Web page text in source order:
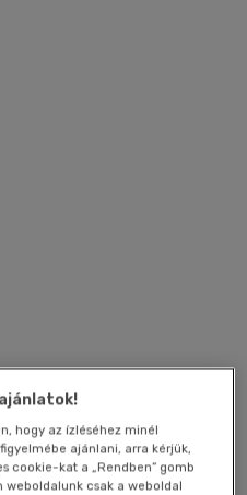
hogy az ízléséhez minél
ajánlani, arra kérjük,
cookie-kat a „Rendben” gomb
weboldalunk csak a weboldal